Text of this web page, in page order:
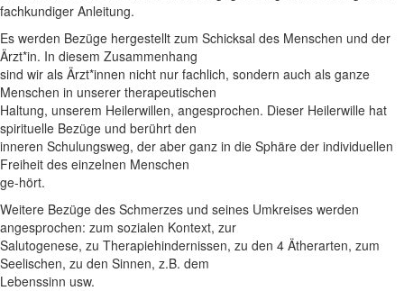
fachkundiger Anleitung.
Es werden Bezüge hergestellt zum Schicksal des Menschen und der
Ärzt*in. In diesem Zusammenhang
sind wir als Ärzt*innen nicht nur fachlich, sondern auch als ganze
Menschen in unserer therapeutischen
Haltung, unserem Heilerwillen, angesprochen. Dieser Heilerwille hat
spirituelle Bezüge und berührt den
inneren Schulungsweg, der aber ganz in die Sphäre der individuellen
Freiheit des einzelnen Menschen
ge-hört.
Weitere Bezüge des Schmerzes und seines Umkreises werden
angesprochen: zum sozialen Kontext, zur
Salutogenese, zu Therapiehindernissen, zu den 4 Ätherarten, zum
Seelischen, zu den Sinnen, z.B. dem
Lebenssinn usw.